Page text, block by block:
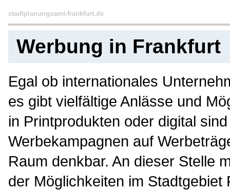
stadtplanungsamt-frankfurt.de
Werbung in Frankfurt
Egal ob internationales
es gibt vielfältige Anlässe und
in Printprodukten oder digital
Werbekampagnen auf
Raum denkbar. An dieser Stelle
der Möglichkeiten im